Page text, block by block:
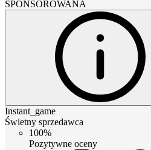
SPONSOROWANA
Instant_game
Świetny sprzedawca
100%
Pozytywne oceny